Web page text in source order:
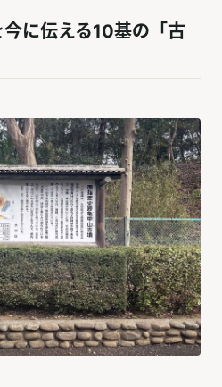
に伝える10基の「古